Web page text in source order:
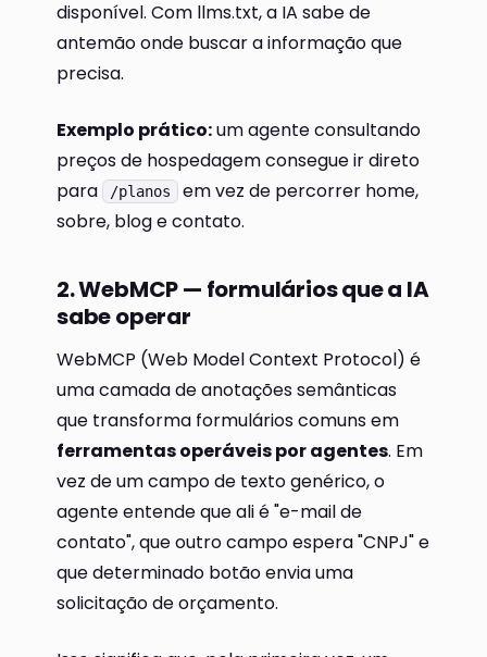
disponível. Com llms.txt, a IA sabe de
antemão onde buscar a informação que
precisa.
Exemplo prático:um agente consultando
preços de hospedagem consegue ir direto
para
/planos
em vez de percorrer home,
sobre, blog e contato.
2. WebMCP — formulários que a IA
sabe operar
WebMCP (Web Model Context Protocol) é
uma camada de anotações semânticas
que transforma formulários comuns em
ferramentas operáveis por agentes. Em
vez de um campo de texto genérico, o
agente entende que ali é "e-mail de
contato", que outro campo espera "CNPJ" e
que determinado botão envia uma
solicitação de orçamento.